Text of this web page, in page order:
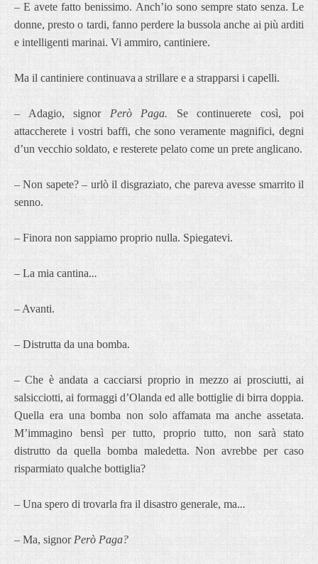
– E avete fatto benissimo. Anch’io sono sempre stato senza. Le
donne, presto o tardi, fanno perdere la bussola anche ai più arditi
e intelligenti marinai. Vi ammiro, cantiniere.
Ma il cantiniere continuava a strillare e a strapparsi i capelli.
– Adagio, signor Però Paga. Se continuerete così, poi
attaccherete i vostri baffi, che sono veramente magnifici, degni
d’un vecchio soldato, e resterete pelato come un prete anglicano.
– Non sapete? – urlò il disgraziato, che pareva avesse smarrito il
senno.
– Finora non sappiamo proprio nulla. Spiegatevi.
– La mia cantina...
– Avanti.
– Distrutta da una bomba.
– Che è andata a cacciarsi proprio in mezzo ai prosciutti, ai
salsicciotti, ai formaggi d’Olanda ed alle bottiglie di birra doppia.
Quella era una bomba non solo affamata ma anche assetata.
M’immagino bensì per tutto, proprio tutto, non sarà
stato
distrutto da quella bomba maledetta. Non avrebbe per caso
risparmiato qualche bottiglia?
– Una spero di trovarla fra il disastro generale, ma...
– Ma, signor Però Paga?